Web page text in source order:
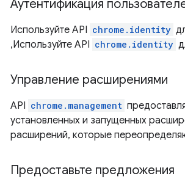
Аутентификация
Используйте API chrome.identity
,Используйте API chrome.identity
Управление расширениями
API chrome.management
установленных и запущенных
расширений, которые
Предоставьте предложения